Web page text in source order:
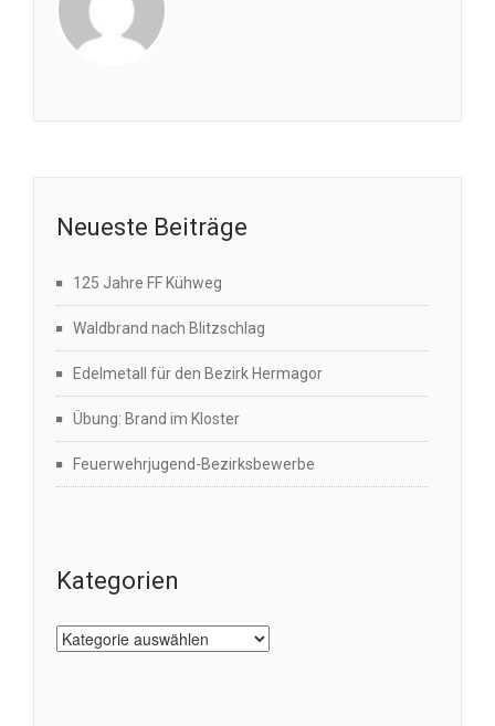
Neueste Beiträge
125 Jahre FF Kühweg
Waldbrand nach Blitzschlag
Edelmetall für den Bezirk Hermagor
Übung: Brand im Kloster
Feuerwehrjugend-Bezirksbewerbe
Kategorien
Kategorien